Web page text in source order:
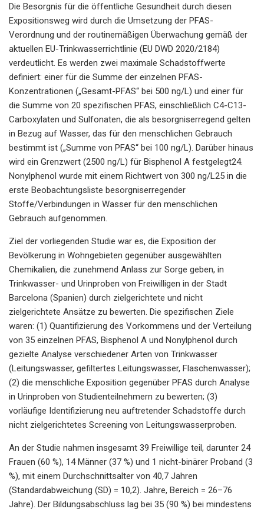
Die Besorgnis für die öffentliche Gesundheit durch diesen
Expositionsweg wird durch die Umsetzung der PFAS-
Verordnung und der routinemäßigen Überwachung gemäß der
aktuellen EU-Trinkwasserrichtlinie (EU DWD 2020/2184)
verdeutlicht. Es werden zwei maximale Schadstoffwerte
definiert: einer für die Summe der einzelnen PFAS-
Konzentrationen („Gesamt-PFAS“ bei 500 ng/L) und einer für
die Summe von 20 spezifischen PFAS, einschließlich C4-C13-
Carboxylaten und Sulfonaten, die als besorgniserregend gelten
in Bezug auf Wasser, das für den menschlichen Gebrauch
bestimmt ist („Summe von PFAS“ bei 100 ng/L). Darüber hinaus
wird ein Grenzwert (2500 ng/L) für Bisphenol A festgelegt24.
Nonylphenol wurde mit einem Richtwert von 300 ng/L25 in die
erste Beobachtungsliste besorgniserregender
Stoffe/Verbindungen in Wasser für den menschlichen
Gebrauch aufgenommen.
Ziel der vorliegenden Studie war es, die Exposition der
Bevölkerung in Wohngebieten gegenüber ausgewählten
Chemikalien, die zunehmend Anlass zur Sorge geben, in
Trinkwasser- und Urinproben von Freiwilligen in der Stadt
Barcelona (Spanien) durch zielgerichtete und nicht
zielgerichtete Ansätze zu bewerten. Die spezifischen Ziele
waren: (1) Quantifizierung des Vorkommens und der Verteilung
von 35 einzelnen PFAS, Bisphenol A und Nonylphenol durch
gezielte Analyse verschiedener Arten von Trinkwasser
(Leitungswasser, gefiltertes Leitungswasser, Flaschenwasser);
(2) die menschliche Exposition gegenüber PFAS durch Analyse
in Urinproben von Studienteilnehmern zu bewerten; (3)
vorläufige Identifizierung neu auftretender Schadstoffe durch
nicht zielgerichtetes Screening von Leitungswasserproben.
An der Studie nahmen insgesamt 39 Freiwillige teil, darunter 24
Frauen (60 %), 14 Männer (37 %) und 1 nicht-binärer Proband (3
%), mit einem Durchschnittsalter von 40,7 Jahren
(Standardabweichung (SD) = 10,2). Jahre, Bereich = 26–76
Jahre). Der Bildungsabschluss lag bei 35 (90 %) bei mindestens